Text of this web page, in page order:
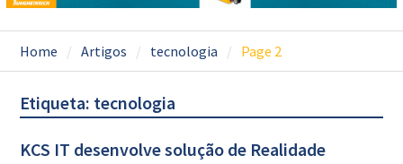
Home Artigos tecnologia Page 2
Etiqueta: tecnologia
KCS IT desenvolve solução de Realidade